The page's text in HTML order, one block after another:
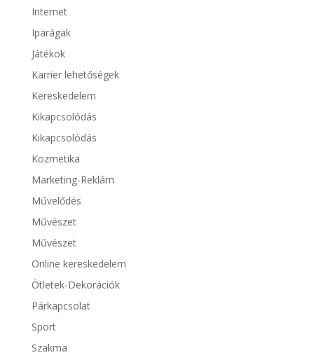
Internet
Iparágak
Játékok
Karrier lehetőségek
Kereskedelem
Kikapcsolódás
Kikapcsolódás
Kozmetika
Marketing-Reklám
Művelődés
Művészet
Művészet
Online kereskedelem
Ötletek-Dekorációk
Párkapcsolat
Sport
Szakma